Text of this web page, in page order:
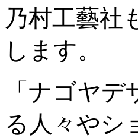
乃村工藝社
します。
「ナゴヤ
る人々やシ